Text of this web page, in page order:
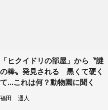
「ヒクイドリの部屋」から〝謎
の棒〟発見される 黒くて硬く
て...これは何？動物園に聞く
福田 週人